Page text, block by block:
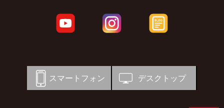
スマートフォン デスクトップ